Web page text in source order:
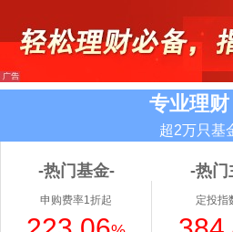
专业理
超2万只基
-热门基金-
申购费率1折起
-热门
定投指